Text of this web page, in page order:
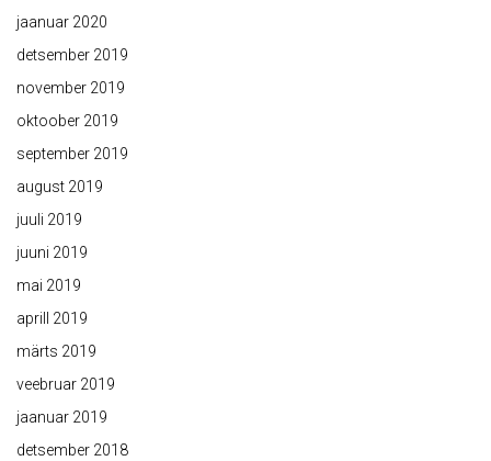
jaanuar 2020
detsember 2019
november 2019
oktoober 2019
september 2019
august 2019
juuli 2019
juuni 2019
mai 2019
aprill 2019
märts 2019
veebruar 2019
jaanuar 2019
detsember 2018